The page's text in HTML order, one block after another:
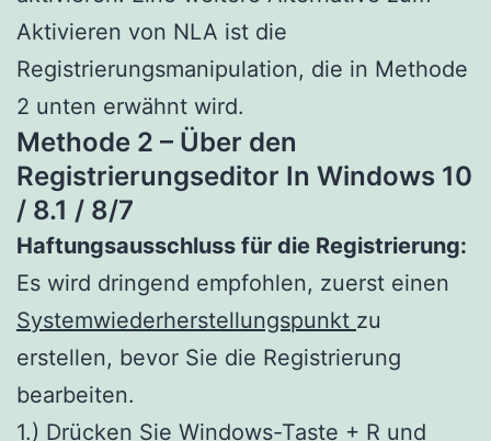
Aktivieren von NLA ist die
Registrierungsmanipulation, die in Methode
2 unten erwähnt wird.
Methode 2 – Über den
Registrierungseditor In Windows 10
/ 8.1 / 8/7
Haftungsausschluss für die Registrierung:
Es wird dringend empfohlen, zuerst einen
Systemwiederherstellungspunkt zu
erstellen, bevor Sie die Registrierung
bearbeiten.
1.) Drücken Sie Windows-Taste + R und